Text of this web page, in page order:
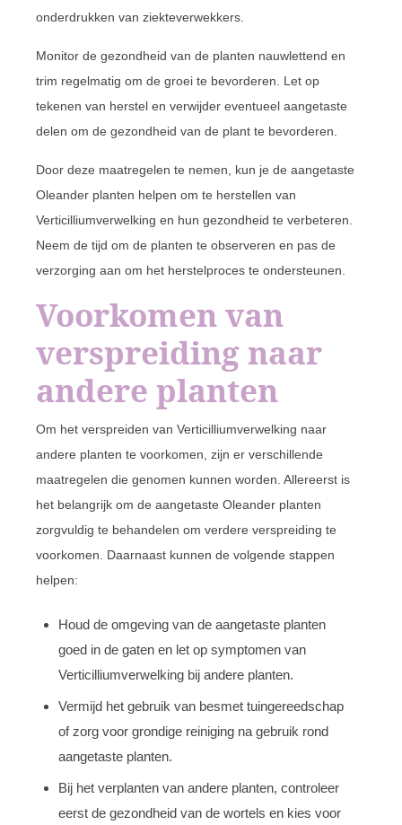
onderdrukken van ziekteverwekkers.
Monitor de gezondheid van de planten nauwlettend en
trim regelmatig om de groei te bevorderen. Let op
tekenen van herstel en verwijder eventueel aangetaste
delen om de gezondheid van de plant te bevorderen.
Door deze maatregelen te nemen, kun je de aangetaste
Oleander planten helpen om te herstellen van
Verticilliumverwelking en hun gezondheid te verbeteren.
Neem de tijd om de planten te observeren en pas de
verzorging aan om het herstelproces te ondersteunen.
Voorkomen van
verspreiding naar
andere planten
Om het verspreiden van Verticilliumverwelking naar
andere planten te voorkomen, zijn er verschillende
maatregelen die genomen kunnen worden. Allereerst is
het belangrijk om de aangetaste Oleander planten
zorgvuldig te behandelen om verdere verspreiding te
voorkomen. Daarnaast kunnen de volgende stappen
helpen:
Houd de omgeving van de aangetaste planten
goed in de gaten en let op symptomen van
Verticilliumverwelking bij andere planten.
Vermijd het gebruik van besmet tuingereedschap
of zorg voor grondige reiniging na gebruik rond
aangetaste planten.
Bij het verplanten van andere planten, controleer
eerst de gezondheid van de wortels en kies voor